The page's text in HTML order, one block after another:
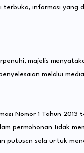
terbuka, informasi yang
majelis
melalui
Nomor 1 Tahun
permohonan tidak
putusan sela untuk